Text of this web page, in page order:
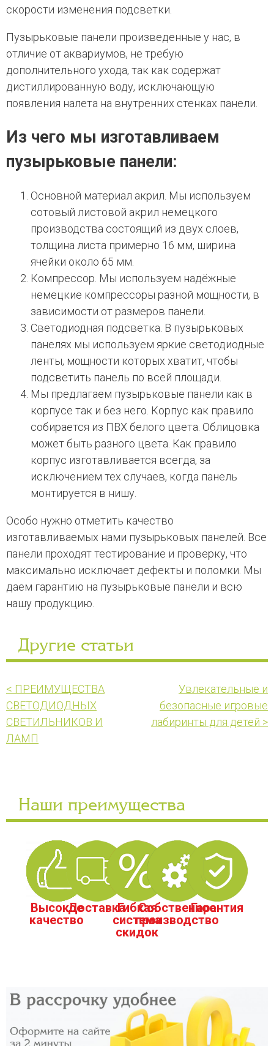
скорости изменения подсветки.
Пузырьковые панели произведенные у нас, в
отличие от аквариумов, не требую
дополнительного ухода, так как содержат
дистиллированную воду, исключающую
появления налета на внутренних стенках панели.
Из чего мы изготавливаем
пузырьковые панели:
Основной материал акрил. Мы используем
сотовый листовой акрил немецкого
производства состоящий из двух слоев,
толщина листа примерно 16 мм, ширина
ячейки около 65 мм.
Компрессор. Мы используем надёжные
немецкие компрессоры разной мощности, в
зависимости от размеров панели.
Светодиодная подсветка. В пузырьковых
панелях мы используем яркие светодиодные
ленты, мощности которых хватит, чтобы
подсветить панель по всей площади.
Мы предлагаем пузырьковые панели как в
корпусе так и без него. Корпус как правило
собирается из ПВХ белого цвета. Облицовка
может быть разного цвета. Как правило
корпус изготавливается всегда, за
исключением тех случаев, когда панель
монтируется в нишу.
Особо нужно отметить качество
изготавливаемых нами пузырьковых панелей. Все
панели проходят тестирование и проверку, что
максимально исключает дефекты и поломки. Мы
даем гарантию на пузырьковые панели и всю
нашу продукцию.
Другие статьи
< ПРЕИМУЩЕСТВА
СВЕТОДИОДНЫХ
СВЕТИЛЬНИКОВ И
ЛАМП
Увлекательные и
безопасные игровые
лабиринты для детей >
Наши преимущества
Высокое
качество
ДоставкаГибкая
система
скидок
Собственное
производство
Гарантия